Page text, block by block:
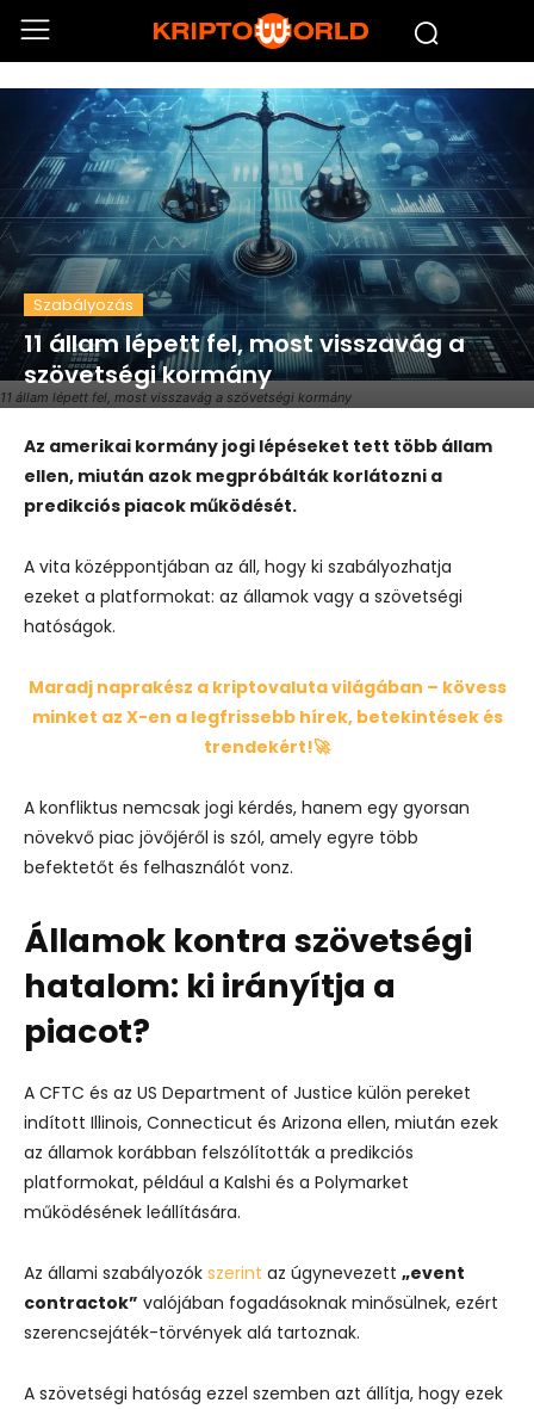
11 állam lépett fel, most visszavág a szövetségi kormány
Szabályozás
11 állam lépett fel, most visszavág a
szövetségi kormány
Az amerikai kormány jogi lépéseket tett több állam
ellen, miután azok megpróbálták korlátozni a
predikciós piacok működését.
A vita középpontjában az áll, hogy ki szabályozhatja
ezeket a platformokat: az államok vagy a szövetségi
hatóságok.
Maradj naprakész a kriptovaluta világában – kövess
minket az X-en a legfrissebb hírek, betekintések és
trendekért!🚀
A konfliktus nemcsak jogi kérdés, hanem egy gyorsan
növekvő piac jövőjéről is szól, amely egyre több
befektetőt és felhasználót vonz.
Államok kontra szövetségi
hatalom: ki irányítja a
piacot?
A CFTC és az US Department of Justice külön pereket
indított Illinois, Connecticut és Arizona ellen, miután ezek
az államok korábban felszólították a predikciós
platformokat, például a Kalshi és a Polymarket
működésének leállítására.
Az állami szabályozók szerint az úgynevezett „event
contractok” valójában fogadásoknak minősülnek, ezért
szerencsejáték-törvények alá tartoznak.
A szövetségi hatóság ezzel szemben azt állítja, hogy ezek